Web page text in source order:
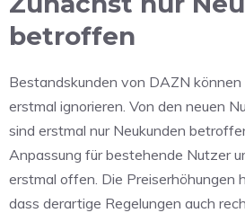
betroffen
Bestandskunden von DAZN können
erstmal ignorieren. Von den neuen
sind erstmal nur Neukunden
Anpassung für bestehende Nutzer
erstmal offen. Die Preiserhöhungen
dass derartige Regelungen auch